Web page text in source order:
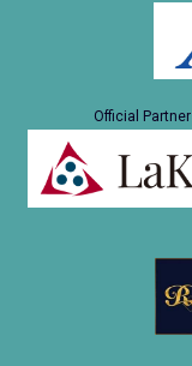
Official Partner